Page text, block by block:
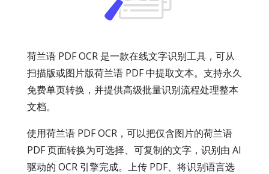
荷兰语 PDF OCR 是一款在线文字识别工具，可从
扫描版或图片版荷兰语 PDF 中提取文本。支持永久
免费单页转换，并提供高级批量识别流程处理整本
文档。
使用荷兰语 PDF OCR，可以把仅含图片的荷兰语
PDF 页面转换为可选择、可复制的文字，识别由 AI
驱动的 OCR 引擎完成。上传 PDF、将识别语言选